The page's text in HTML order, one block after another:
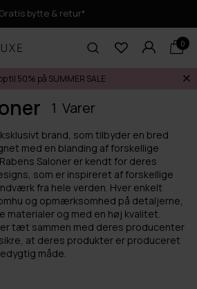
Gratis bytte & retur*
0
til 50% på SUMMER SALE
1
brand, som tilbyder en bred
med en blanding af forskellige
Saloner er kendt for deres
som er inspireret af forskellige
fra hele verden. Hver enkelt
og opmærksomhed på detaljerne,
materialer og med en høj kvalitet.
tæt sammen med deres producenter
at deres produkter er produceret
måde.